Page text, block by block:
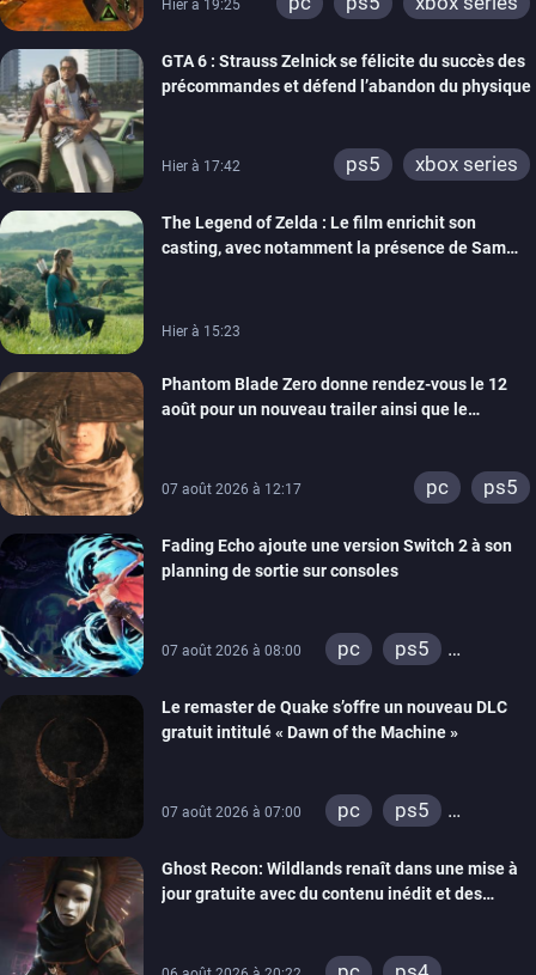
Hier à 19:25
GTA 6 : Strauss Zelnick se félicite du succès des
précommandes et défend l’abandon du physique
Hier à 17:42 ps5 xbox series
The Legend of Zelda : Le film enrichit son
casting, avec notamment la présence de Sam
Hier à 15:23
Phantom Blade Zero donne rendez-vous le 12
août pour un nouveau trailer ainsi que le
07 août 2026 à 12:17 pc ps5
Fading Echo ajoute une version Switch 2 à son
planning de sortie sur consoles
07 août 2026 à 08:00 pc
ps5
Le remaster de Quake s’offre un nouveau DLC
gratuit intitulé « Dawn of the Machine »
07 août 2026 à 07:00 pc
ps5
switch
ps4
xbox one
Ghost Recon: Wildlands renaît dans une mise à
jour gratuite avec du contenu inédit et des